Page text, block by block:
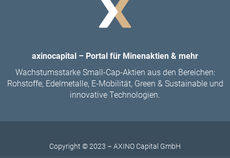
axinocapital – Portal für Minenaktien & mehr
Wachstumsstarke Small-Cap-Aktien aus den Bereichen:
Rohstoffe, Edelmetalle, E-Mobilität, Green & Sustainable und
innovative Technologien.
Copyright © 2023 – AXINO Capital GmbH